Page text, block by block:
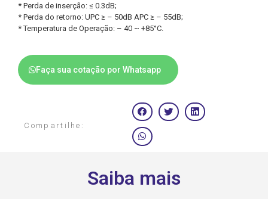
* Perda de inserção: ≤ 0.3dB;
* Perda do retorno: UPC ≥ – 50dB APC ≥ – 55dB;
* Temperatura de Operação: – 40 ~ +85°C.
Faça sua cotação por Whatsapp
Compartilhe:
Saiba mais